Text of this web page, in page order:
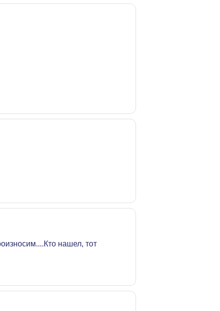
нашел, тот